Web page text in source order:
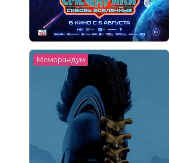
Меморандум